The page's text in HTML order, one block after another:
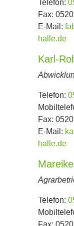
Telefon:
Fax:
E-Mail:
halle.de
Karl-
Telefon:
Fax:
E-Mail:
halle.de
Telefon: